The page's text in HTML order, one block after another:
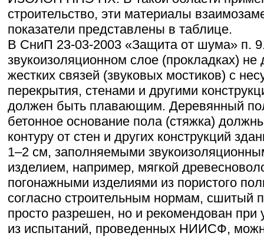
строительство, эти материалы
показатели представлены в таблице.
В СниП 23-03-2003 «Защита от шума» п.
звукоизоляционном слое (прокладках) не
жестких связей (звуковых мостиков) с
перекрытия, стенами и другими
должен быть плавающим. Деревянный
бетонное основание пола (стяжка)
контуру от стен и других конструкций
1–2 см, заполняемыми
изделием, например, мягкой
погонажными изделиями из пористого
согласно строительным нормам, сшитый
просто разрешен, но и рекомендован при
из испытаний, проведенных НИИСФ,